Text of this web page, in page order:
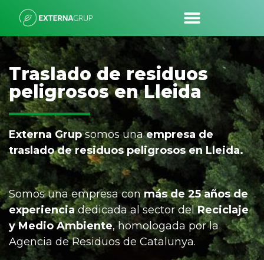
Traslado de residuos
peligrosos en Lleida
Externa Grupsomos unaempresa de
traslado de residuos peligrosos en Lleida.
Somos una empresa conmás de 25 años de
experienciadedicada al sector delReciclaje
y Medio Ambiente, homologada por la
Agencia de Residuos de Catalunya.